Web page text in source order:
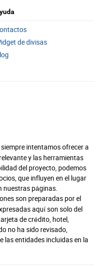
de divisas
intentamos ofrecer a
y las herramientas
del proyecto, podemos
que influyen en el lugar
nuestras páginas.
son preparadas por el
aquí son solo del
de crédito, hotel,
no ha sido revisado,
las entidades incluidas en la